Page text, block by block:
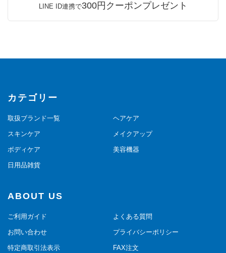
LINE ID連携で300円クーポンプレゼント
カテゴリー
取扱ブランド一覧 ヘアケア
スキンケア メイクアップ
ボディケア 美容機器
日用品雑貨
ABOUT US
ご利用ガイド よくある質問
お問い合わせ プライバシーポリシー
特定商取引法表示 FAX注文